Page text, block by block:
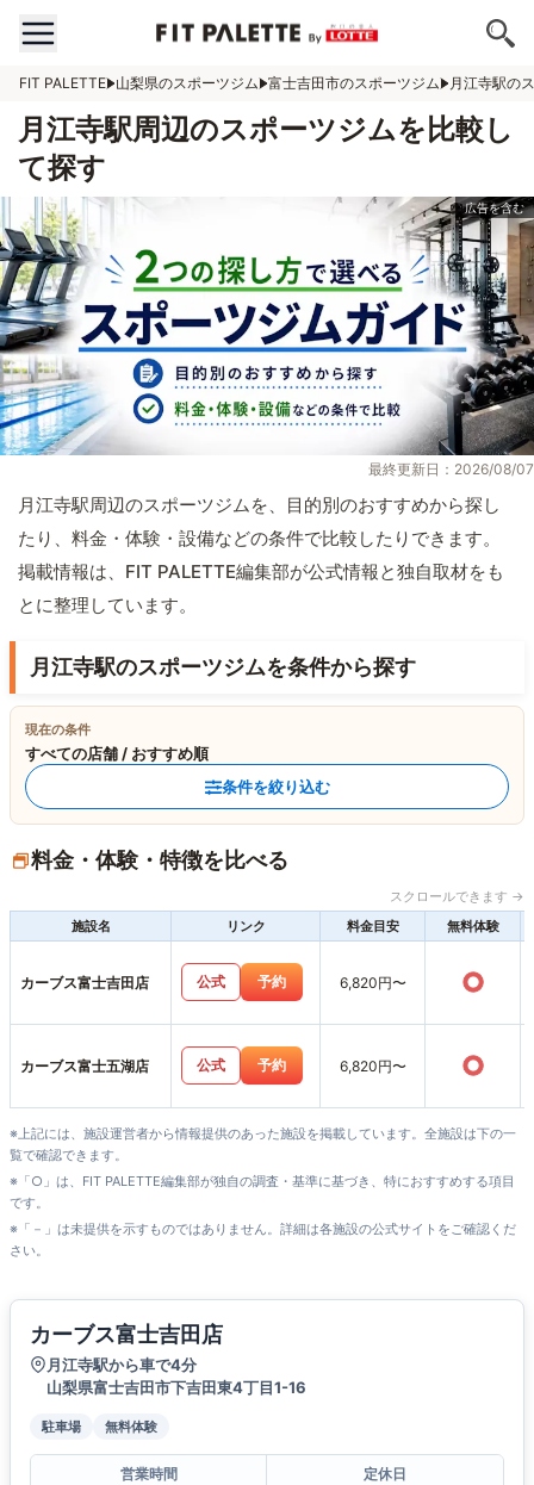
FIT PALETTE 山梨県のスポーツジム 富士吉田市のスポーツジム 月江寺駅の
月江寺駅周辺のスポーツジムを比較し
て探す
最終更新日：2026/08/07
月江寺駅周辺のスポーツジムを、目的別のおすすめから探し
たり、料金・体験・設備などの条件で比較したりできます。
掲載情報は、FIT PALETTE編集部が公式情報と独自取材をも
とに整理しています。
月江寺駅のスポーツジムを条件から探す
現在の条件
すべての店舗 / おすすめ順
条件を絞り込む
料金・体験・特徴を比べる
スクロールできます →
施設名
リンク 料金目安 無料体験
カーブス富士吉田店 公式 予約 6,820円〜 ○
カーブス富士五湖店 公式 予約 6,820円〜 ○
※上記には、施設運営者から情報提供のあった施設を掲載しています。全施設は下の一
覧で確認できます。
※「○」は、FIT PALETTE編集部が独自の調査・基準に基づき、特におすすめする項目
です。
※「－」は未提供を示すものではありません。詳細は各施設の公式サイトをご確認くだ
さい。
カーブス富士吉田店
月江寺駅から車で4分
山梨県富士吉田市下吉田東4丁目1-16
駐車場 無料体験
営業時間
定休日